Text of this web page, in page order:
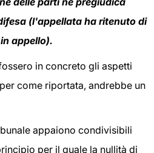
(l'appellata ha ritenuto di
appello).
in concreto gli aspetti
come riportata, andrebbe un
appaiono condivisibili
per il quale la nullità di